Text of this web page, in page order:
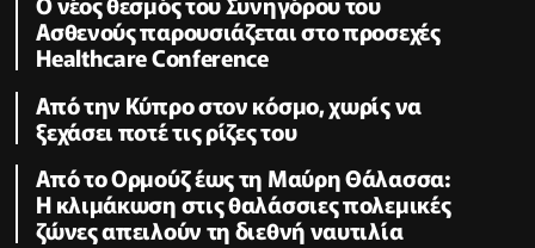
Ασθενούς παρουσιάζεται στο προσεχές
Healthcare Conference
Από την Κύπρο στον κόσμο, χωρίς να
ξεχάσει ποτέ τις ρίζες του
Από το Ορμούζ έως τη Μαύρη Θάλασσα:
Η κλιμάκωση στις θαλάσσιες πολεμικές
ζώνες απειλούν τη διεθνή ναυτιλία